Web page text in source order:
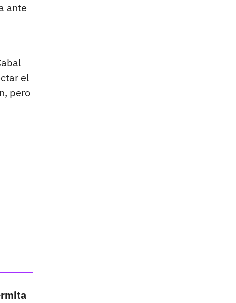
ante
el
pero